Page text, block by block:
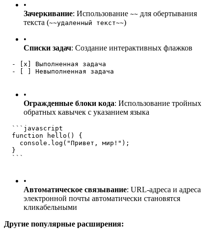
•
Зачеркивание: Использование ~~ для обертывания
текста (~~удаленный текст~~)
•
Списки задач: Создание интерактивных флажков
  - [x] Выполненная задача
  - [ ] Невыполненная задача
•
Огражденные блоки кода: Использование тройных
обратных кавычек с указанием языка
  ```javascript
  function hello() {
    console.log("Привет, мир!");
  }
  ```
•
Автоматическое связывание: URL-адреса и адреса
электронной почты автоматически становятся
кликабельными
Другие популярные расширения: